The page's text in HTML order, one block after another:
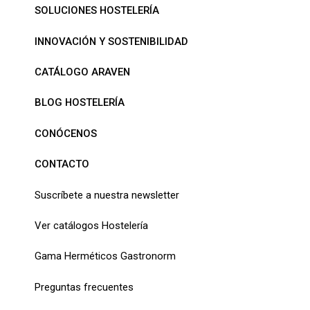
SOLUCIONES HOSTELERÍA
INNOVACIÓN Y SOSTENIBILIDAD
CATÁLOGO ARAVEN
BLOG HOSTELERÍA
CONÓCENOS
CONTACTO
Suscríbete a nuestra newsletter
Ver catálogos Hostelería
Gama Herméticos Gastronorm
Preguntas frecuentes